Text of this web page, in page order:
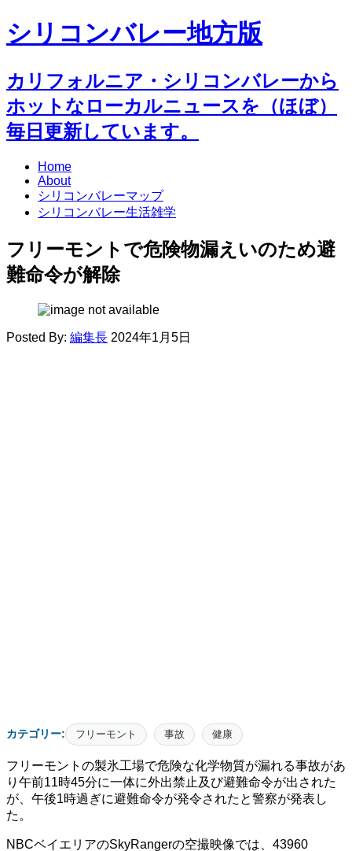
シリコンバレー地方版
カリフォルニア・シリコンバレーから
ホットなローカルニュースを（ほぼ）
毎日更新しています。
Home
About
シリコンバレーマップ
シリコンバレー生活雑学
フリーモントで危険物漏えいのため避
難命令が解除
Posted By: 編集長 2024年1月5日
カテゴリー: フリーモント 事故 健康
フリーモントの製氷工場で危険な化学物質が漏れる事故があ
り午前11時45分に一体に外出禁止及び避難命令が出された
が、午後1時過ぎに避難命令が発令されたと警察が発表し
た。
NBCベイエリアのSkyRangerの空撮映像では、43960